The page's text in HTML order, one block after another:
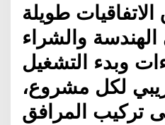
طويلة
الهندسة والشراء
وبدء التشغيل
لكل مشروع،
تركيب المرافق